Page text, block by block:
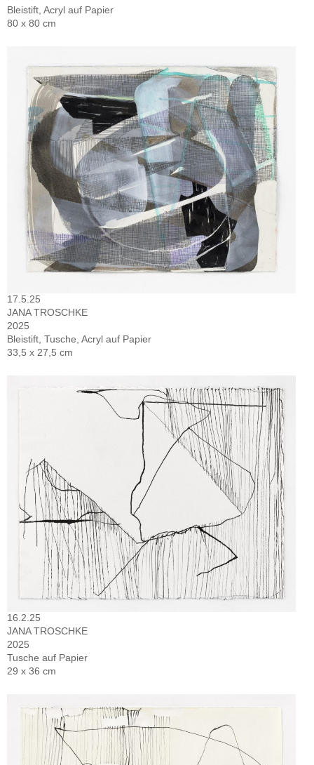
Bleistift, Acryl auf Papier
80 x 80 cm
17.5.25
JANA TROSCHKE
2025
Bleistift, Tusche, Acryl auf Papier
33,5 x 27,5 cm
16.2.25
JANA TROSCHKE
2025
Tusche auf Papier
29 x 36 cm